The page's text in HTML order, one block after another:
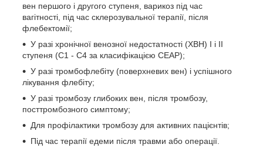
вен першого і другого ступеня, варикоз під час
вагітності, під час склерозувальної терапії, після
флебектомії;
У разі хронічної венозної недостатності (ХВН) I і II
ступеня (C1 - C4 за класифікацією CEAP);
У разі тромбофлебіту (поверхневих вен) і успішного
лікування флебіту;
У разі тромбозу глибоких вен, після тромбозу,
посттромбозного симптому;
Для профілактики тромбозу для активних пацієнтів;
Під час терапії едеми після травми або операції.